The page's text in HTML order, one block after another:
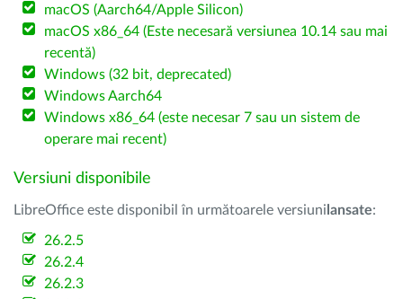
macOS (Aarch64/Apple Silicon)
macOS x86_64 (Este necesară versiunea 10.14 sau mai
recentă)
Windows (32 bit, deprecated)
Windows Aarch64
Windows x86_64 (este necesar 7 sau un sistem de
operare mai recent)
Versiuni disponibile
LibreOffice este disponibil în următoarele versiuni lansate:
26.2.5
26.2.4
26.2.3